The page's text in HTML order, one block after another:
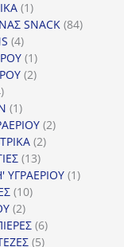
προϊόν
11
προϊόν
SNACK 8484
44
προϊόντα
11
προϊόν
22
14
προϊόντα
11
προϊόν
22
22
1313
προϊόντα
ΥΓΡΑΕΡΙΟΥ 11
1010
22
προϊόντα
66
προϊόντα
55